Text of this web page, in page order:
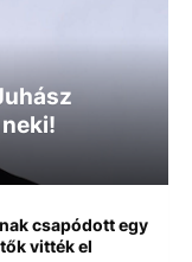
csapódott egy
vitték el